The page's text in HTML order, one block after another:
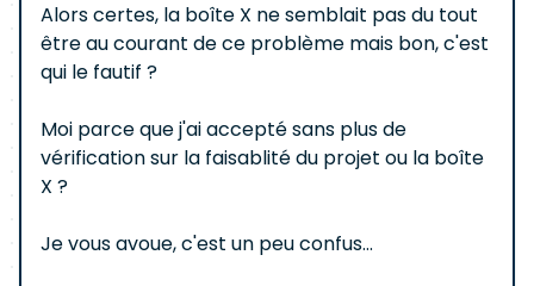
Alors certes, la boîte X ne semblait pas du tout
être au courant de ce problème mais bon, c'est
qui le fautif ?
Moi parce que j'ai accepté sans plus de
vérification sur la faisablité du projet ou la boîte
X ?
Je vous avoue, c'est un peu confus...